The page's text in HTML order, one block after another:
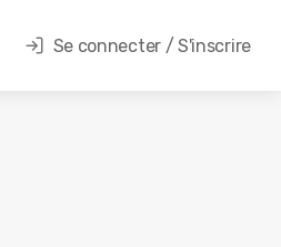
Se connecter / S'inscrire